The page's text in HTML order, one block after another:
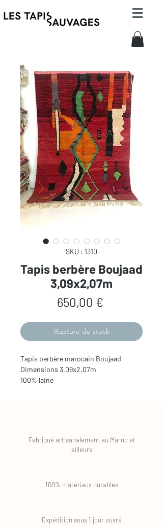
SKU : 1310
Tapis berbère Boujaad
3,09x2,07m
650,00 €
Rupture de stock
Tapis berbère marocain Boujaad
Dimensions 3,09x2,07m
100% laine
Fabriqué artisanalement au Maroc et
ailleurs
100% matériaux durables
Expédition sous 1 jour ouvré